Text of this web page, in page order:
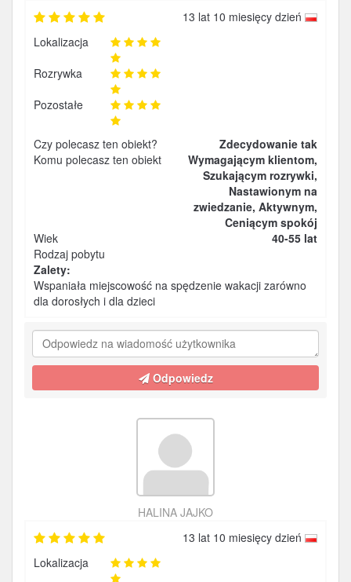
13 lat 10 miesięcy dzień
Lokalizacja
Rozrywka
Pozostałe
Czy polecasz ten obiekt?
Zdecydowanie tak
Komu polecasz ten obiekt
Wymagającym klientom,
Szukającym rozrywki,
Nastawionym na
zwiedzanie, Aktywnym,
Ceniącym spokój
Wiek
40-55 lat
Rodzaj pobytu
Zalety:
Wspaniała miejscowość na spędzenie wakacji zarówno
dla dorosłych i dla dzieci
Odpowiedz
HALINA JAJKO
13 lat 10 miesięcy dzień
Lokalizacja